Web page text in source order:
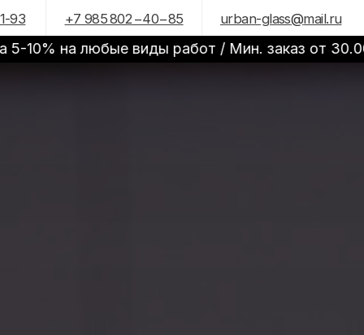
рублей
любые виды работ / Мин. заказ от 30.000
802−40−85 urban-glass@ mail.ru